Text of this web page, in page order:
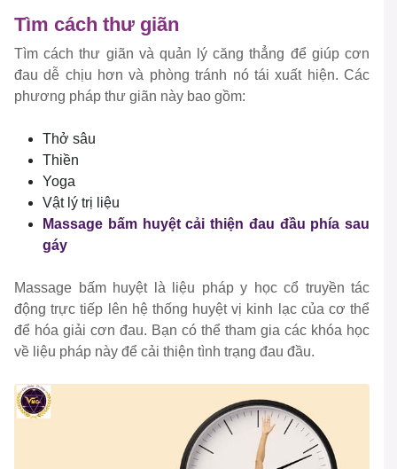
Tìm cách thư giãn
Tìm cách thư giãn và quản lý căng thẳng để giúp cơn
đau dễ chịu hơn và phòng tránh nó tái xuất hiện. Các
phương pháp thư giãn này bao gồm:
Thở sâu
Thiền
Yoga
Vật lý trị liệu
Massage bấm huyệt cải thiện đau đầu phía sau
gáy
Massage bấm huyệt là liệu pháp y học cổ truyền tác
động trực tiếp lên hệ thống huyệt vị kinh lạc của cơ thể
để hóa giải cơn đau. Bạn có thể tham gia các khóa học
về liệu pháp này để cải thiện tình trạng đau đầu.